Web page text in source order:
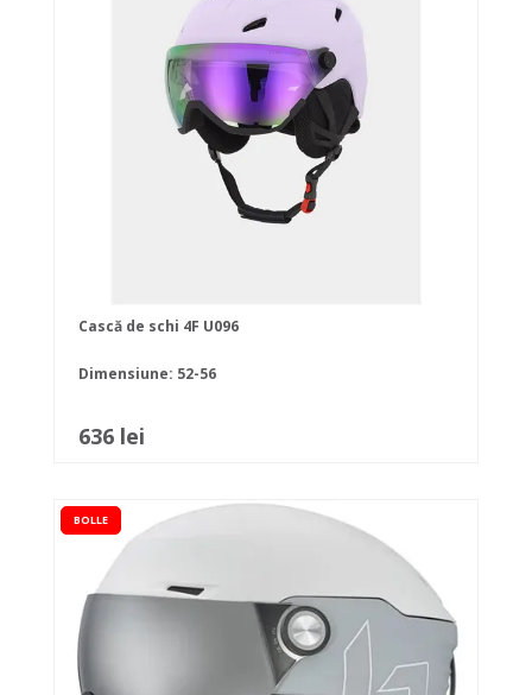
Cască de schi 4F U096
Dimensiune: 52-56
636 lei
BOLLE